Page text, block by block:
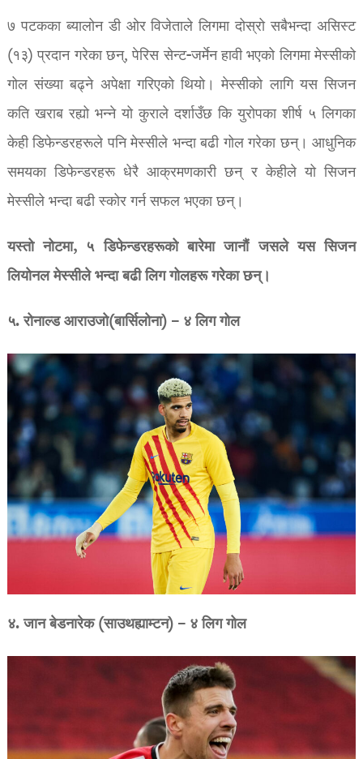
७ पटकका ब्यालोन डी ओर विजेताले लिगमा दोस्रो सबैभन्दा असिस्ट
(१३) प्रदान गरेका छन्, पेरिस सेन्ट-जर्मेन हावी भएको लिगमा मेस्सीको
गोल संख्या बढ्ने अपेक्षा गरिएको थियो। मेस्सीको लागि यस सिजन
कति खराब रह्यो भन्ने यो कुराले दर्शाउँछ कि युरोपका शीर्ष ५ लिगका
केही डिफेन्डरहरूले पनि मेस्सीले भन्दा बढी गोल गरेका छन्। आधुनिक
समयका डिफेन्डरहरू धेरै आक्रमणकारी छन् र केहीले यो सिजन
मेस्सीले भन्दा बढी स्कोर गर्न सफल भएका छन्।
यस्तो नोटमा, ५ डिफेन्डरहरूको बारेमा जानौं जसले यस सिजन
लियोनल मेस्सीले भन्दा बढी लिग गोलहरू गरेका छन्।
५. रोनाल्ड आराउजो(बार्सिलोना) – ४ लिग गोल
४. जान बेडनारेक (साउथह्याम्टन) – ४ लिग गोल